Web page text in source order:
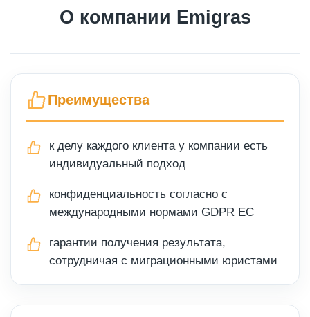
О компании Emigras
Преимущества
к делу каждого клиента у компании есть
индивидуальный подход
конфиденциальность согласно с
международными нормами GDPR EC
гарантии получения результата,
сотрудничая с миграционными юристами